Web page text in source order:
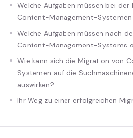
Welche Aufgaben müssen bei der
Content-Management-
Welche Aufgaben müssen nach
Content-Management-Systems
Wie kann sich die Migration von
Systemen auf die
auswirken?
Ihr Weg zu einer erfolgreichen